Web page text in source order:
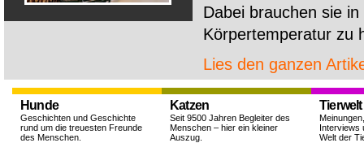
Dabei brauchen sie
Körpertemperatur zu
Lies den ganzen
Hunde
Geschichten und Geschichte
rund um die treuesten Freunde
des Menschen.
Katzen
Seit 9500 Jahren Begleiter des
Menschen – hier ein kleiner
Auszug.
Tierwelt
Interviews
Welt der